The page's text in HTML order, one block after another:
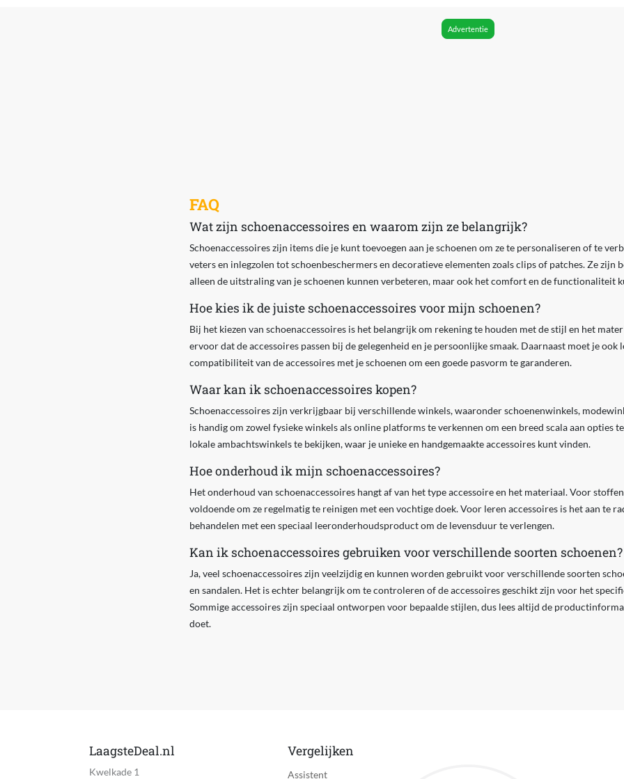
Advertentie
FAQ
Wat zijn schoenaccessoires en waarom zijn ze belangrijk?
Schoenaccessoires zijn items die je kunt toevoegen aan je schoenen om ze te personaliseren of te
veters en inlegzolen tot schoenbeschermers en decoratieve elementen zoals clips of patches. Ze zijn
alleen de uitstraling van je schoenen kunnen verbeteren, maar ook het comfort en de functionaliteit
Hoe kies ik de juiste schoenaccessoires voor mijn schoenen?
Bij het kiezen van schoenaccessoires is het belangrijk om rekening te houden met de stijl en het
ervoor dat de accessoires passen bij de gelegenheid en je persoonlijke smaak. Daarnaast moet je ook
compatibiliteit van de accessoires met je schoenen om een goede pasvorm te garanderen.
Waar kan ik schoenaccessoires kopen?
Schoenaccessoires zijn verkrijgbaar bij verschillende winkels, waaronder schoenenwinkels,
is handig om zowel fysieke winkels als online platforms te verkennen om een breed scala aan opties
lokale ambachtswinkels te bekijken, waar je unieke en handgemaakte accessoires kunt vinden.
Hoe onderhoud ik mijn schoenaccessoires?
Het onderhoud van schoenaccessoires hangt af van het type accessoire en het materiaal. Voor
voldoende om ze regelmatig te reinigen met een vochtige doek. Voor leren accessoires is het aan te
behandelen met een speciaal leeronderhoudsproduct om de levensduur te verlengen.
Kan ik schoenaccessoires gebruiken voor verschillende soorten schoenen?
Ja, veel schoenaccessoires zijn veelzijdig en kunnen worden gebruikt voor verschillende soorten
en sandalen. Het is echter belangrijk om te controleren of de accessoires geschikt zijn voor het
Sommige accessoires zijn speciaal ontworpen voor bepaalde stijlen, dus lees altijd de
doet.
LaagsteDeal.nl
Kwelkade 1
Vergelijken
Assistent